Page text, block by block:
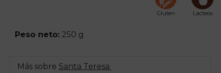
Gluten Lacteos
Peso neto: 250 g
Más sobre Santa Teresa